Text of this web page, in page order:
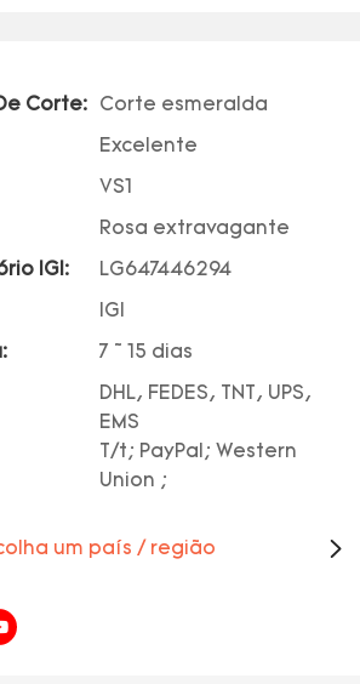
Corte: Corte esmeralda
Excelente
VS1
Rosa extravagante
IGI: LG647446294
IGI
7 ~ 15 dias
DHL, FEDES, TNT, UPS,
EMS
T/t; PayPal; Western
Union ;
um país / região